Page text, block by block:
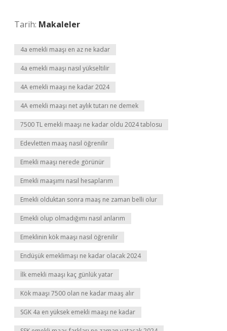
Tarih: Makaleler
4a emekli maaşı en az ne kadar
4a emekli maaşı nasıl yükseltilir
4A emekli maaşı ne kadar 2024
4A emekli maaşı net aylık tutarı ne demek
7500 TL emekli maaşı ne kadar oldu 2024 tablosu
Edevletten maaş nasıl öğrenilir
Emekli maaşı nerede görünür
Emekli maaşımı nasıl hesaplarım
Emekli olduktan sonra maaş ne zaman belli olur
Emekli olup olmadığımı nasıl anlarım
Emeklinin kök maaşı nasıl öğrenilir
Endüşük emeklimaşı ne kadar olacak 2024
İlk emekli maaşı kaç günlük yatar
Kök maaşı 7500 olan ne kadar maaş alır
SGK 4a en yüksek emekli maaşı ne kadar